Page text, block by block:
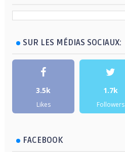
SUR LES MÉDIAS SOCIAUX:
3.5k
Likes
1.7k
Followers
FACEBOOK